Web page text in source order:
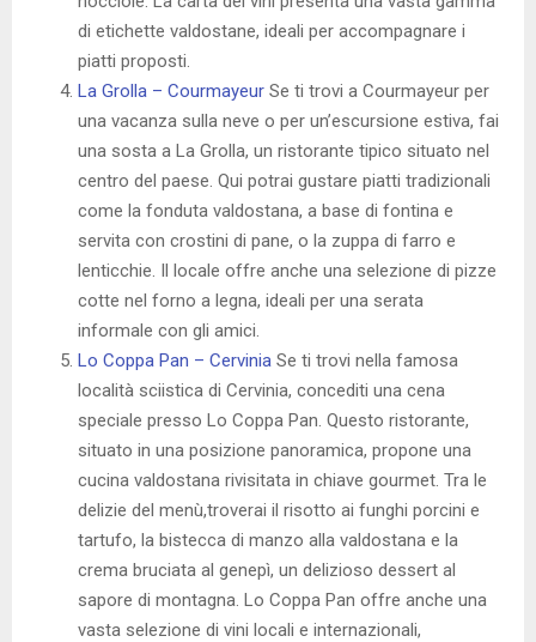
di etichette valdostane, ideali per accompagnare i
piatti proposti.
La Grolla – Courmayeur Se ti trovi a Courmayeur per
una vacanza sulla neve o per un’escursione estiva, fai
una sosta a La Grolla, un ristorante tipico situato nel
centro del paese. Qui potrai gustare piatti tradizionali
come la fonduta valdostana, a base di fontina e
servita con crostini di pane, o la zuppa di farro e
lenticchie. Il locale offre anche una selezione di pizze
cotte nel forno a legna, ideali per una serata
informale con gli amici.
Lo Coppa Pan – Cervinia Se ti trovi nella famosa
località sciistica di Cervinia, concediti una cena
speciale presso Lo Coppa Pan. Questo ristorante,
situato in una posizione panoramica, propone una
cucina valdostana rivisitata in chiave gourmet. Tra le
delizie del menù,troverai il risotto ai funghi porcini e
tartufo, la bistecca di manzo alla valdostana e la
crema bruciata al genepì, un delizioso dessert al
sapore di montagna. Lo Coppa Pan offre anche una
vasta selezione di vini locali e internazionali,